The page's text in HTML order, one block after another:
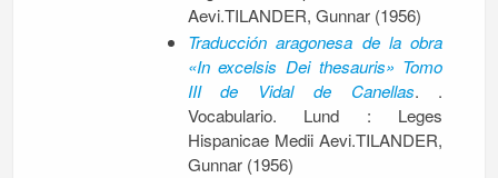
Aevi.TILANDER, Gunnar (1956)
Traducción aragonesa de la obra
«In excelsis Dei thesauris» Tomo
III de Vidal de Canellas. .
Vocabulario. Lund : Leges
Hispanicae Medii Aevi.TILANDER,
Gunnar (1956)